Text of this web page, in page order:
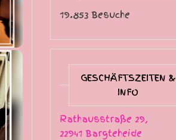
19.853 Besuche
GESCHÄFTSZEITEN &
INFO
Rathausstraße 29,
22941 Bargteheide